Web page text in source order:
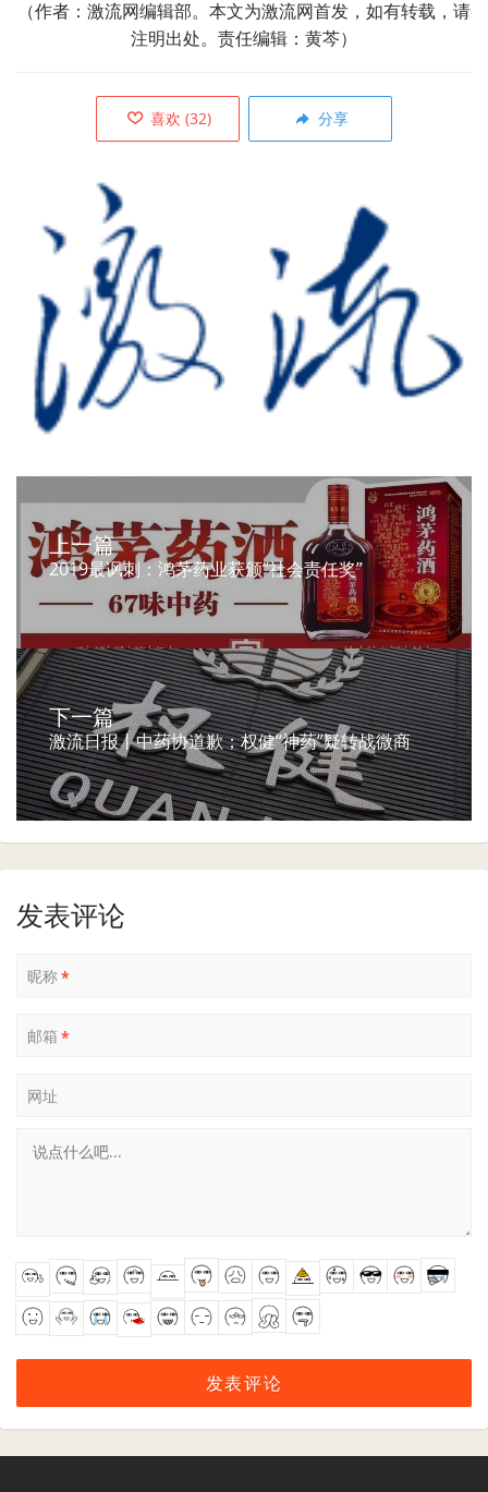
（作者：激流网编辑部。本文为激流网首发，如有转载，请
注明出处。责任编辑：黄芩）
喜欢 (32) 分享
上一篇
2019最讽刺：鸿茅药业获颁“社会责任奖”
下一篇
激流日报丨中药协道歉；权健“神药”疑转战微商
发表评论
昵称*
邮箱 *
网址